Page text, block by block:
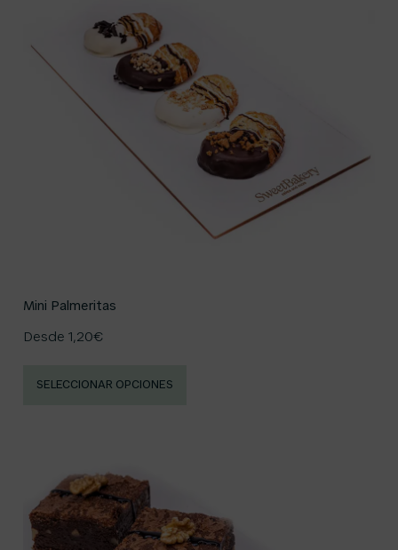
Mini Palmeritas
Desde 1,20€
SELECCIONAR OPCIONES